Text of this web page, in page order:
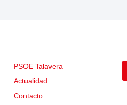
PSOE Talavera
Actualidad
Contacto